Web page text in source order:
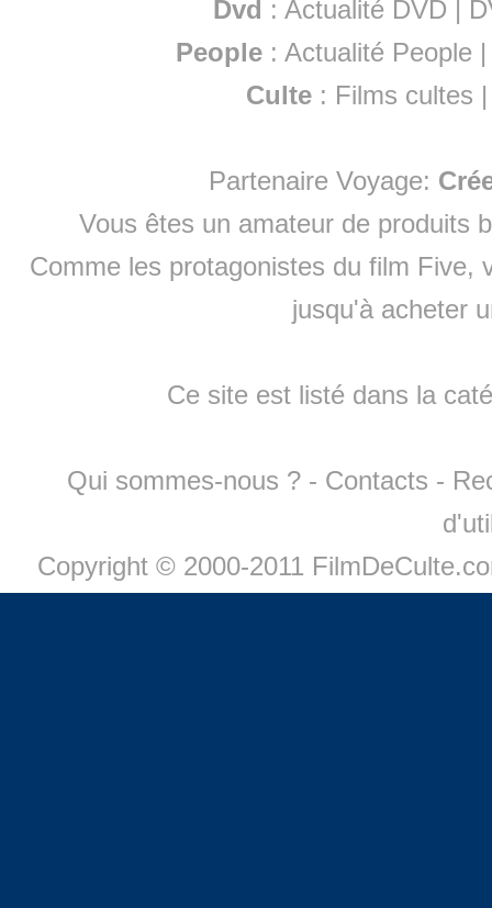
Dvd : Actualité DVD |
People :Actualité People
Culte : Films cultes
Partenaire Voyage:
Vous êtes un amateur de produits
Comme les protagonistes du film Five,
jusqu'à acheter
Ce site est listé dans la
Qui sommes-nous ? - Contacts -
Copyright © 2000-2011